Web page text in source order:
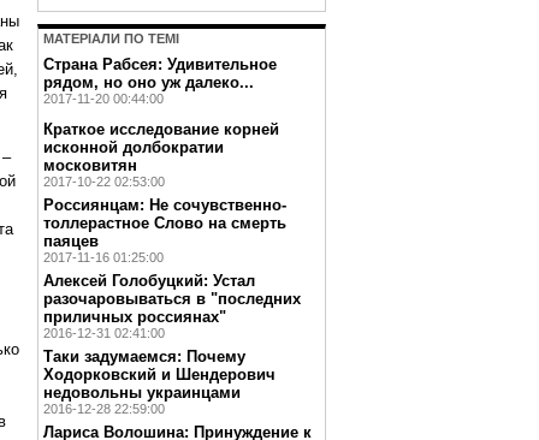
МАТЕРIАЛИ ПО ТЕМI
Страна Рабсея: Удивительное
рядом, но оно уж далеко...
2017-11-20 00:44:00
Краткое исследование корней
исконной долбократии
московитян
2017-10-22 02:53:00
Россиянцам: Не сочувственно-
толлерастное Слово на смерть
паяцев
2017-11-16 01:25:00
Алексей Голобуцкий: Устал
разочаровываться в "последних
приличных россиянах"
2016-12-31 02:41:00
Таки задумаемся: Почему
Ходорковский и Шендерович
недовольны украинцами
2016-12-28 22:59:00
Лариса Волошина: Принуждение к